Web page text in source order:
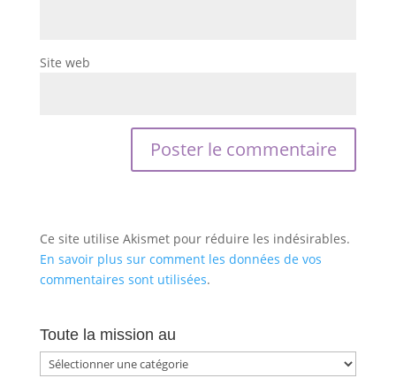
Site web
Ce site utilise Akismet pour réduire les indésirables.
En savoir plus sur comment les données de vos
commentaires sont utilisées.
Toute la mission au
Toute
la